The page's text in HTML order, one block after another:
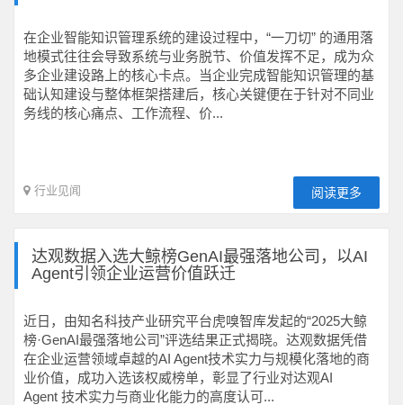
在企业智能知识管理系统的建设过程中，“一刀切” 的通用落
地模式往往会导致系统与业务脱节、价值发挥不足，成为众
多企业建设路上的核心卡点。当企业完成智能知识管理的基
础认知建设与整体框架搭建后，核心关键便在于针对不同业
务线的核心痛点、工作流程、价...
行业见闻 阅读更多
达观数据入选大鲸榜GenAI最强落地公司，以AI
Agent引领企业运营价值跃迁
近日，由知名科技产业研究平台虎嗅智库发起的“2025大鲸
榜·GenAI最强落地公司”评选结果正式揭晓。达观数据凭借
在企业运营领域卓越的AI Agent技术实力与规模化落地的商
业价值，成功入选该权威榜单，彰显了行业对达观AI
Agent 技术实力与商业化能力的高度认可...